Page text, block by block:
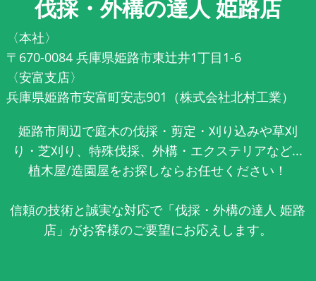
伐採・外構の達人 姫路店
〈本社〉
〒670-0084 兵庫県姫路市東辻井1丁目1-6
〈安富支店〉
兵庫県姫路市安富町安志901（株式会社北村工業）
姫路市周辺で庭木の伐採・剪定・刈り込みや草刈
り・芝刈り、特殊伐採、外構・エクステリアなど...
植木屋/造園屋をお探しならお任せください！
信頼の技術と誠実な対応で「伐採・外構の達人 姫路
店」がお客様のご要望にお応えします。